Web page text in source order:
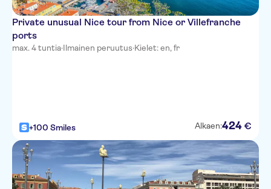
Private unusual Nice tour from Nice or Villefranche
ports
max. 4 tuntia·Ilmainen peruutus·Kielet: en, fr
+100 Smiles Alkaen:424 €